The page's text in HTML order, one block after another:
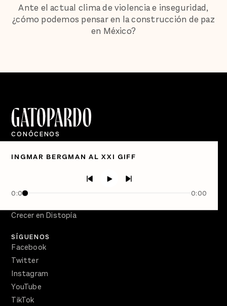
Ante el actual clima de violencia e inseguridad,
¿cómo podemos pensar en la construcción de paz
en México?
INGMAR BERGMAN AL XXI GIFF
0:00 0:00
CONÓCENOS
Quiénes Somos
Directorio
Semanario Gatopardo
Crecer en Distopía
SÍGUENOS
Facebook
Twitter
Instagram
YouTube
TikTok